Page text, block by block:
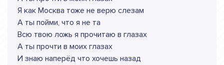
Я как Москва тоже не верю слезам
А ты пойми, что я не та
Всю твою ложь я прочитаю в глазах
А ты прочти в моих глазах
И знаю наперёд что хочешь назад